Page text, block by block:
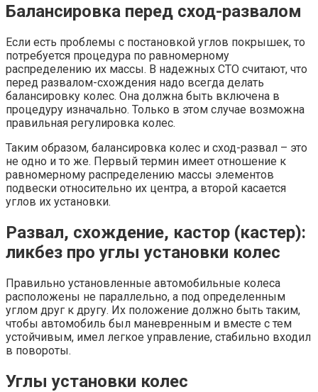
Балансировка перед сход-развалом
Если есть проблемы с постановкой углов покрышек, то
потребуется процедура по равномерному
распределению их массы. В надежных СТО считают, что
перед развалом-схождения надо всегда делать
балансировку колес. Она должна быть включена в
процедуру изначально. Только в этом случае возможна
правильная регулировка колес.
Таким образом, балансировка колес и сход-развал – это
не одно и то же. Первый термин имеет отношение к
равномерному распределению массы элементов
подвески относительно их центра, а второй касается
углов их установки.
Развал, схождение, кастор (кастер):
ликбез про углы установки колес
Правильно установленные автомобильные колеса
расположены не параллельно, а под определенным
углом друг к другу. Их положение должно быть таким,
чтобы автомобиль был маневренным и вместе с тем
устойчивым, имел легкое управление, стабильно входил
в повороты.
Углы установки колес